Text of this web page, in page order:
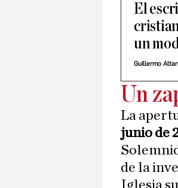
El
un
Guillermo
Un
La
junio de
de la